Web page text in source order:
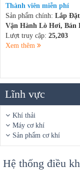
Thành viên miễn phí
Sản phẩm chính: Lắp
Vận Hành Lò Hơi, Bán
Lượt truy cập: 25,203
Xem thêm
Lĩnh vực
Khí thải
Máy cơ khí
Sản phẩm cơ khí
Hệ thống điều